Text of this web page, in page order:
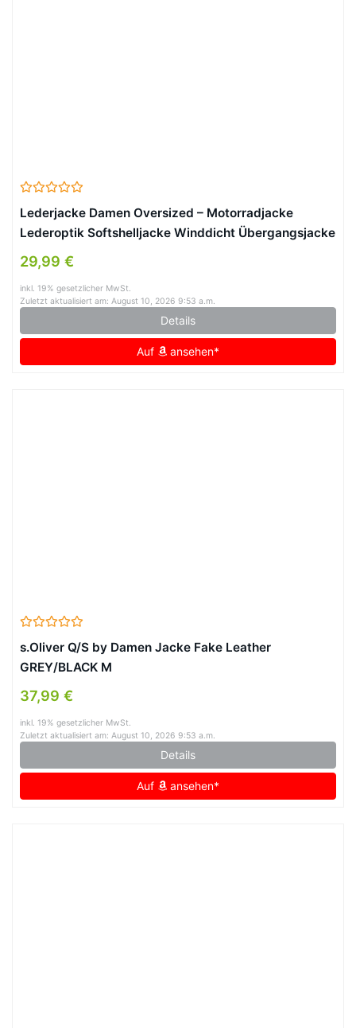
Lederjacke Damen Oversized – Motorradjacke
Lederoptik Softshelljacke Winddicht Übergangsjacke
Reverskragen Sweatjacke Hip Hop Bikejacke Festlich
Damenjacken Aesthetic Streetwear (Black, L)
29,99 €
inkl. 19% gesetzlicher MwSt.
Zuletzt aktualisiert am: August 10, 2026 9:53 a.m.
Details
Auf ansehen*
s.Oliver Q/S by Damen Jacke Fake Leather
GREY/BLACK M
37,99 €
inkl. 19% gesetzlicher MwSt.
Zuletzt aktualisiert am: August 10, 2026 9:53 a.m.
Details
Auf ansehen*